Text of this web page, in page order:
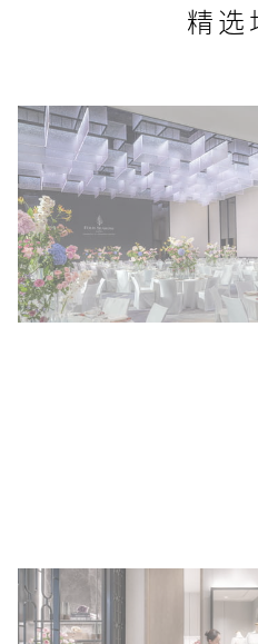
精选